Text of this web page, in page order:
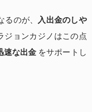
るのが、
入出金のしや
ジョンカジノはこの点
速な出金 をサポートし